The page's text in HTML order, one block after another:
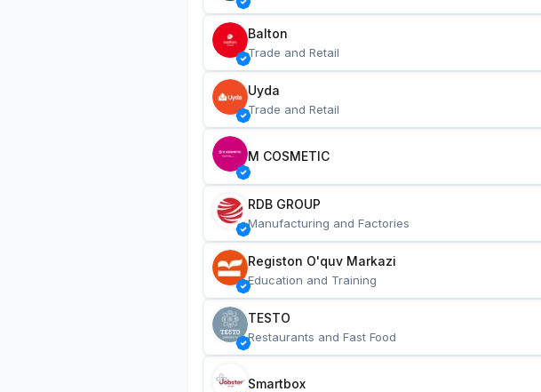
Balton
Trade and Retail
Uyda
Trade and Retail
M COSMETIC
RDB GROUP
Manufacturing and Factories
Registon O'quv Markazi
Education and Training
TESTO
Restaurants and Fast Food
Smartbox